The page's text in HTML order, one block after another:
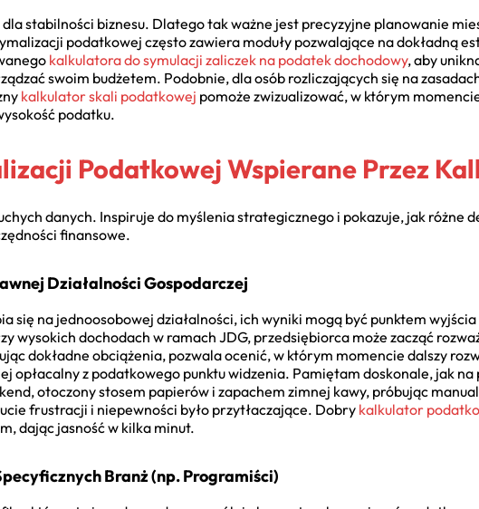
stabilności biznesu. Dlatego tak ważne jest precyzyjne planowanie
podatkowej często zawiera moduły pozwalające na dokładną
kalkulatora do symulacji zaliczek na podatek dochodowy, aby
swoim budżetem. Podobnie, dla osób rozliczających się na
kalkulator skali podatkowej pomoże zwizualizować, w którym
podatku.
Podatkowej Wspierane Przez
danych. Inspiruje do myślenia strategicznego i pokazuje, jak różne
finansowe.
Działalności Gospodarczej
się na jednoosobowej działalności, ich wyniki mogą być punktem
wysokich dochodach w ramach JDG, przedsiębiorca może zacząć
dokładne obciążenia, pozwala ocenić, w którym momencie dalszy
opłacalny z podatkowego punktu widzenia. Pamiętam doskonale, jak na
otoczony stosem papierów i zapachem zimnej kawy, próbując
frustracji i niepewności było przytłaczające. Dobry kalkulator
dając jasność w kilka minut.
Branż (np. Programiści)